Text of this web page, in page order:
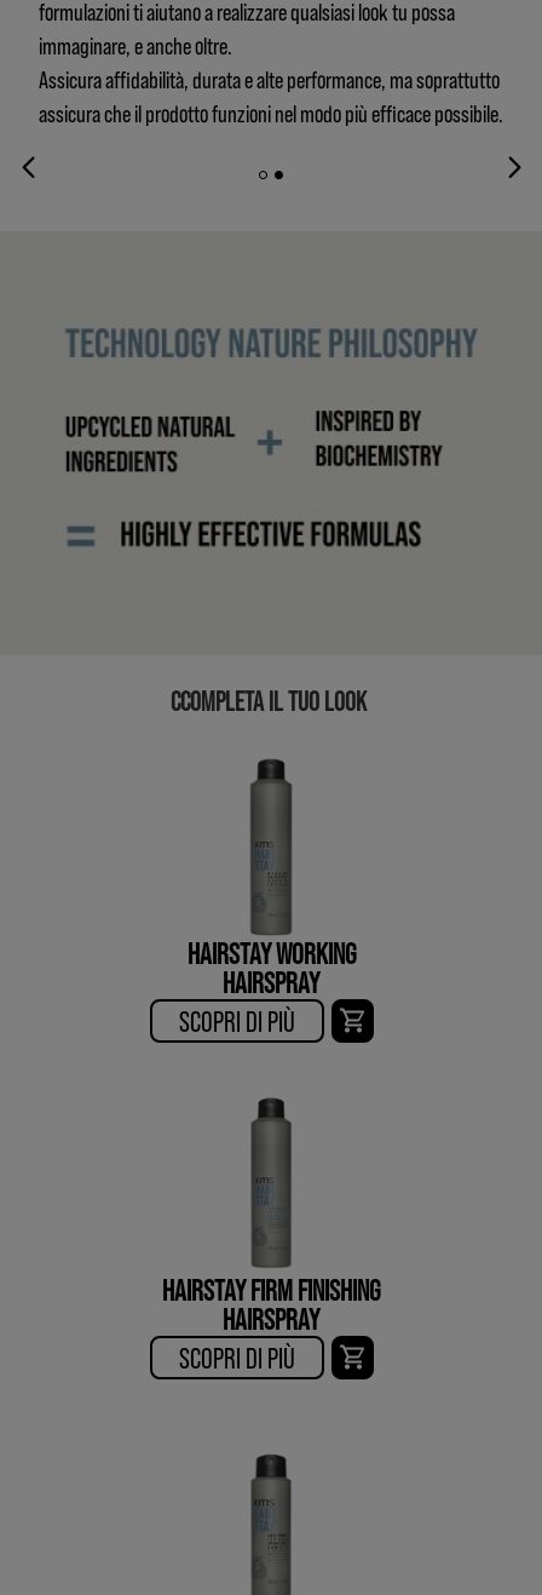
formulazioni ti aiutano a realizzare qualsiasi look tu possa
immaginare, e anche oltre.
Assicura affidabilità, durata e alte performance, ma soprattutto
assicura che il prodotto funzioni nel modo più efficace possibile.
CCOMPLETA IL TUO LOOK
HAIRSTAY WORKING
HAIRSPRAY
SCOPRI DI PIÙ​
HAIRSTAY FIRM FINISHING
HAIRSPRAY
SCOPRI DI PIÙ​